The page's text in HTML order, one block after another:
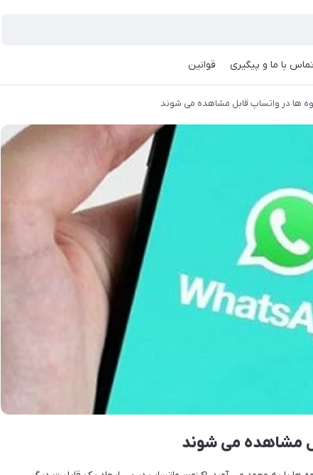
تماس با ما و پیگیری قوانین
ها در واتساپ قابل مشاهده می شوند
مشاهده می شوند